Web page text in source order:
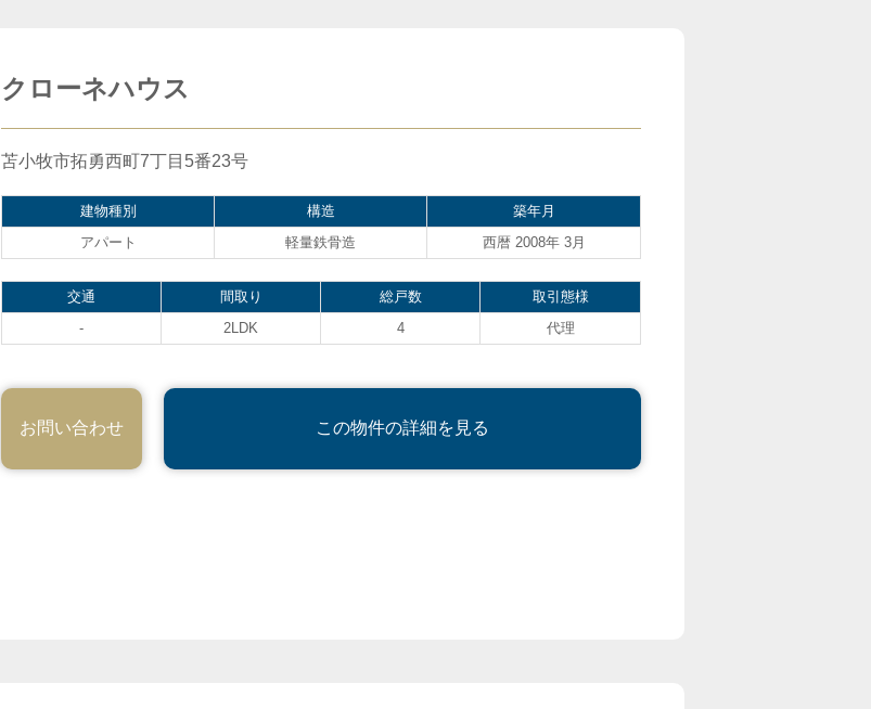
クローネハウス
苫小牧市拓勇西町7丁目5番23号
建物種別 構造
築年月
アパート
軽量鉄骨造 西暦 2008年 3月
交通 間取り 総戸数
取引態様
-
2LDK 4 代理
お問い合わせ この物件の詳細を見る